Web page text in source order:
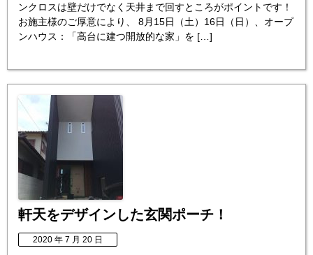
ンクロスは壁だけでなく天井まで回すところがポイントです！
お施主様のご厚意により、 8月15日（土）16日（日）、オープ
ンハウス：「高台に建つ開放的な家」を […]
軒天をデザインした玄関ポーチ！
2020 年 7 月 20 日